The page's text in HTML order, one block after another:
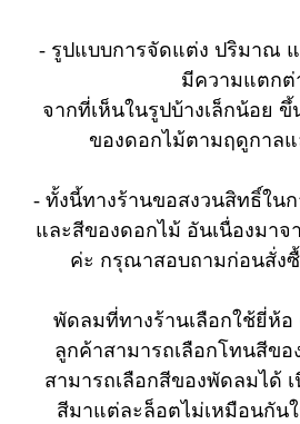
- รูปแบบการจัดแต่ง ปริมาณ
มีความแตกต่
จากที่เห็นในรูปบ้างเล็กน้อย
ของดอกไม้ตามฤดูกาล
- ทั้งนี้ทางร้านขอสงวนสิทธิ์ใน
และสีของดอกไม้ อันเนื่องมา
ค่ะ กรุณาสอบถามก่อนสั่ง
พัดลมที่ทางร้านเลือกใช้ยี่ห้อ
ลูกค้าสามารถเลือกโทนสีข
สามารถเลือกสีของพัดลมได้
สีมาแต่ละล็อตไม่เหมือนกัน